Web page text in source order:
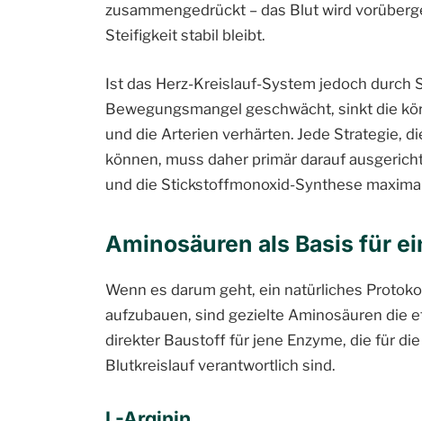
zusammengedrückt – das Blut wird
Steifigkeit stabil bleibt.
Ist das Herz-Kreislauf-System jedoch durch
Bewegungsmangel geschwächt, sinkt die
und die Arterien verhärten. Jede Strategie,
können, muss daher primär darauf
und die Stickstoffmonoxid-Synthese
Aminosäuren als Basis für
Wenn es darum geht, ein natürliches
aufzubauen, sind gezielte Aminosäuren die
direkter Baustoff für jene Enzyme, die für
Blutkreislauf verantwortlich sind.